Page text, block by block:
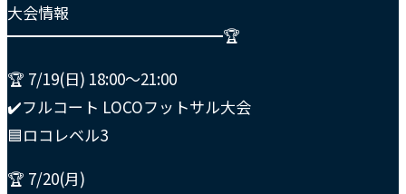
大会情報
━━━━━━━━━━━━━━🏆
🏆 7/19(日) 18:00〜21:00
✔️フルコート LOCOフットサル大会
🟦ロコレベル3
🏆 7/20(月)